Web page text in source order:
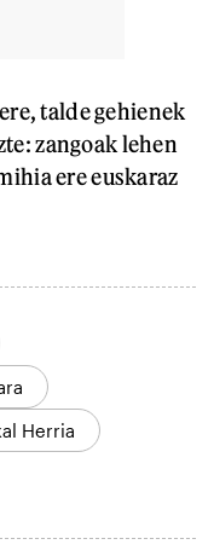
talde gehienek
zangoak lehen
ere euskaraz
Herria